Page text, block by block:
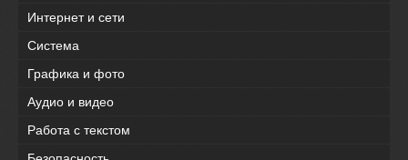
Интернет и сети
Система
Графика и фото
Аудио и видео
Работа с текстом